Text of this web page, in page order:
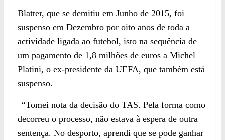
Blatter, que se demitiu em Junho de 2015, foi
suspenso em Dezembro por oito anos de toda a
actividade ligada ao futebol, isto na sequência de
um pagamento de 1,8 milhões de euros a Michel
Platini, o ex-presidente da UEFA, que também está
suspenso.
“Tomei nota da decisão do TAS. Pela forma como
decorreu o processo, não estava à espera de outra
sentença. No desporto, aprendi que se pode ganhar